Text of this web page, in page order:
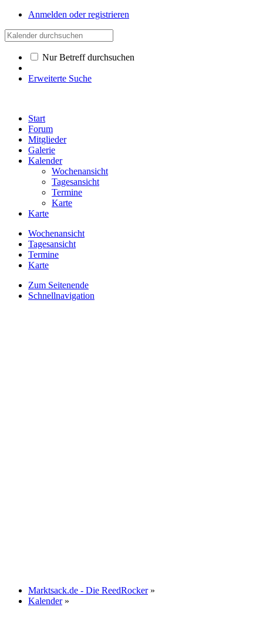
Anmelden oder registrieren
Nur Betreff durchsuchen
Erweiterte Suche
Start
Forum
Mitglieder
Galerie
Kalender
Wochenansicht
Tagesansicht
Termine
Karte
Karte
Wochenansicht
Tagesansicht
Termine
Karte
Zum Seitenende
Schnellnavigation
Marktsack.de - Die ReedRocker »
Kalender »